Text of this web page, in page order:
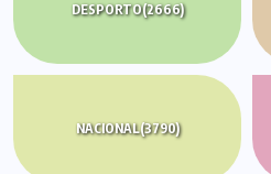
DESPORTO(2666)
NACIONAL(3790)